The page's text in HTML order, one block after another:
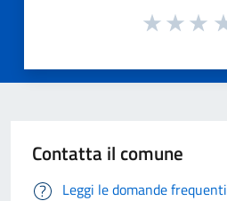
Contatta il comune
Leggi le domande frequenti